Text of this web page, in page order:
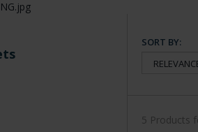
SORT BY:
5 Products